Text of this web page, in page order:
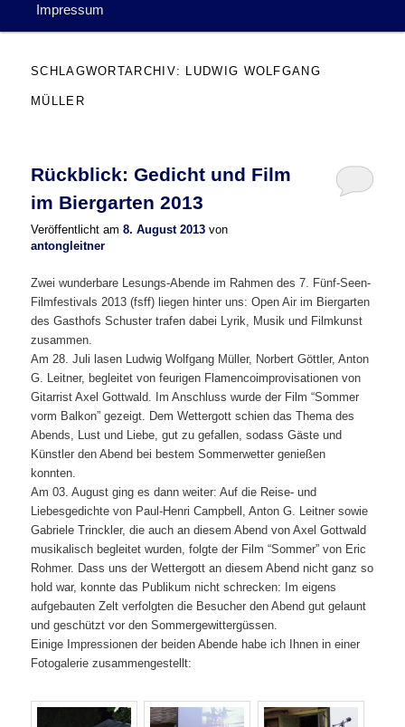
Impressum
SCHLAGWORTARCHIV: LUDWIG WOLFGANG
MÜLLER
Rückblick: Gedicht und Film
im Biergarten 2013
Veröffentlicht am8. August 2013 von
antongleitner
Zwei wunderbare Lesungs-Abende im Rahmen des 7. Fünf-Seen-
Filmfestivals 2013 (fsff) liegen hinter uns: Open Air im Biergarten
des Gasthofs Schuster trafen dabei Lyrik, Musik und Filmkunst
zusammen.
Am 28. Juli lasen Ludwig Wolfgang Müller, Norbert Göttler, Anton
G. Leitner, begleitet von feurigen Flamencoimprovisationen von
Gitarrist Axel Gottwald. Im Anschluss wurde der Film “Sommer
vorm Balkon” gezeigt. Dem Wettergott schien das Thema des
Abends, Lust und Liebe, gut zu gefallen, sodass Gäste und
Künstler den Abend bei bestem Sommerwetter genießen
konnten.
Am 03. August ging es dann weiter: Auf die Reise- und
Liebesgedichte von Paul-Henri Campbell, Anton G. Leitner sowie
Gabriele Trinckler, die auch an diesem Abend von Axel Gottwald
musikalisch begleitet wurden, folgte der Film “Sommer” von Eric
Rohmer. Dass uns der Wettergott an diesem Abend nicht ganz so
hold war, konnte das Publikum nicht schrecken: Im eigens
aufgebauten Zelt verfolgten die Besucher den Abend gut gelaunt
und geschützt vor den Sommergewittergüssen.
Einige Impressionen der beiden Abende habe ich Ihnen in einer
Fotogalerie zusammengestellt: